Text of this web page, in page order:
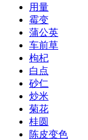
用量
霉变
蒲公英
车前草
枸杞
白点
砂仁
炒米
菊花
桂圆
陈皮变色